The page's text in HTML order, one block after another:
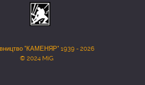
"КАМЕНЯР" 1939 - 2026
© 2024 MiG